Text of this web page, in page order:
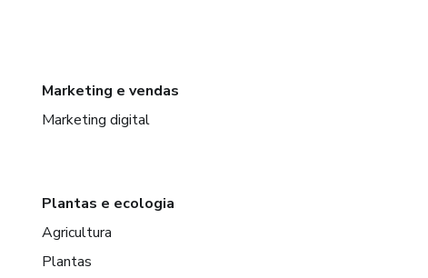
Marketing e vendas
Marketing digital
Plantas e ecologia
Agricultura
Plantas